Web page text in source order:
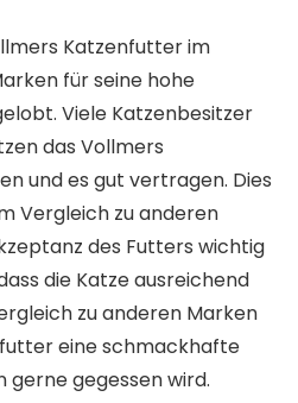
Katzenfutter im
für seine hohe
Viele Katzenbesitzer
das Vollmers
und es gut vertragen. Dies
Vergleich zu anderen
des Futters wichtig
die Katze ausreichend
zu anderen Marken
eine schmackhafte
gerne gegessen wird.